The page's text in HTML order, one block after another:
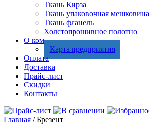
Ткань Кирза
Ткань упаковочная мешковина
Ткань фланель
Холстопрошивное полотно
О компании
Карта предприятия
Оплата
Доставка
Прайс-лист
Скидки
Контакты
Главная / Брезент